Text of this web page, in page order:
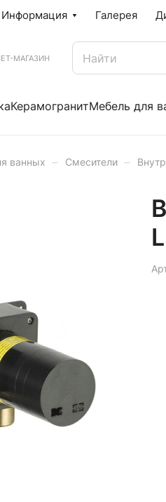
Информация Галерея
МАГАЗИН
КерамогранитМебель для
ванных – Смесители –